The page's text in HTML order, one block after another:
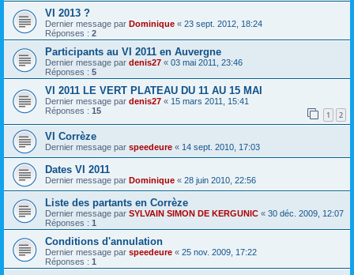
VI 2013 ?
Dernier message par Dominique « 23 sept. 2012, 18:24
Réponses : 2
Participants au VI 2011 en Auvergne
Dernier message par denis27 « 03 mai 2011, 23:46
Réponses : 5
VI 2011 LE VERT PLATEAU DU 11 AU 15 MAI
Dernier message par denis27 « 15 mars 2011, 15:41
Réponses : 15 1 2
VI Corrèze
Dernier message par speedeure « 14 sept. 2010, 17:03
Dates VI 2011
Dernier message par Dominique « 28 juin 2010, 22:56
Liste des partants en Corrèze
Dernier message par SYLVAIN SIMON DE KERGUNIC « 30 déc. 2009, 12:07
Réponses : 1
Conditions d'annulation
Dernier message par speedeure « 25 nov. 2009, 17:22
Réponses : 1